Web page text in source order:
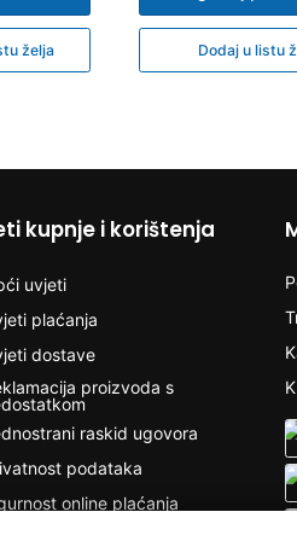
želja Dodaj u listu
kupnje i korištenja
uvjeti
plaćanja
dostave
proizvoda s
raskid ugovora
podataka
online plaćanja